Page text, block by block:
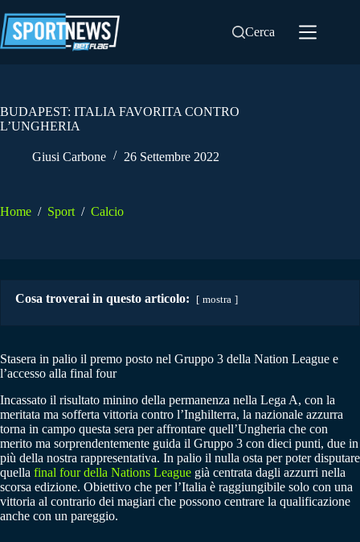
al
contenuto
Cerca
BUDAPEST: ITALIA FAVORITA CONTRO
L’UNGHERIA
Giusi Carbone 26 Settembre 2022
Home / Sport / Calcio
Cosa troverai in questo articolo: mostra
Stasera in palio il premo posto nel Gruppo 3 della Nation League e
l’accesso alla final four
Incassato il risultato minino della permanenza nella Lega A, con la
meritata ma sofferta vittoria contro l’Inghilterra, la nazionale azzurra
torna in campo questa sera per affrontare quell’Ungheria che con
merito ma sorprendentemente guida il Gruppo 3 con dieci punti, due in
più della nostra rappresentativa. In palio il nulla osta per poter disputare
quella final four della Nations League già centrata dagli azzurri nella
scorsa edizione. Obiettivo che per l’Italia è raggiungibile solo con una
vittoria al contrario dei magiari che possono centrare la qualificazione
anche con un pareggio.